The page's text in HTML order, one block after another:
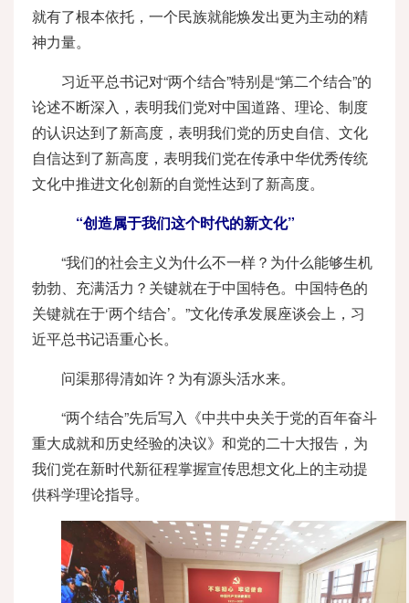
就有了根本依托，一个民族就能焕发出更为主动的精
神力量。
习近平总书记对“两个结合”特别是“第二个结合”的
论述不断深入，表明我们党对中国道路、理论、制度
的认识达到了新高度，表明我们党的历史自信、文化
自信达到了新高度，表明我们党在传承中华优秀传统
文化中推进文化创新的自觉性达到了新高度。
“创造属于我们这个时代的新文化”
“我们的社会主义为什么不一样？为什么能够生机
勃勃、充满活力？关键就在于中国特色。中国特色的
关键就在于‘两个结合’。”文化传承发展座谈会上，习
近平总书记语重心长。
问渠那得清如许？为有源头活水来。
“两个结合”先后写入《中共中央关于党的百年奋斗
重大成就和历史经验的决议》和党的二十大报告，为
我们党在新时代新征程掌握宣传思想文化上的主动提
供科学理论指导。